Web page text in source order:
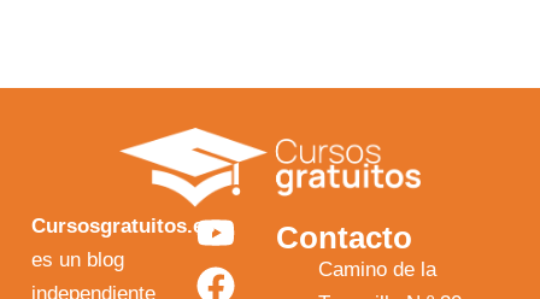
Cursosgratuitos.es
es un blog
independiente
Y
o
F
a
I
n
X
-
Contacto
Camino de la